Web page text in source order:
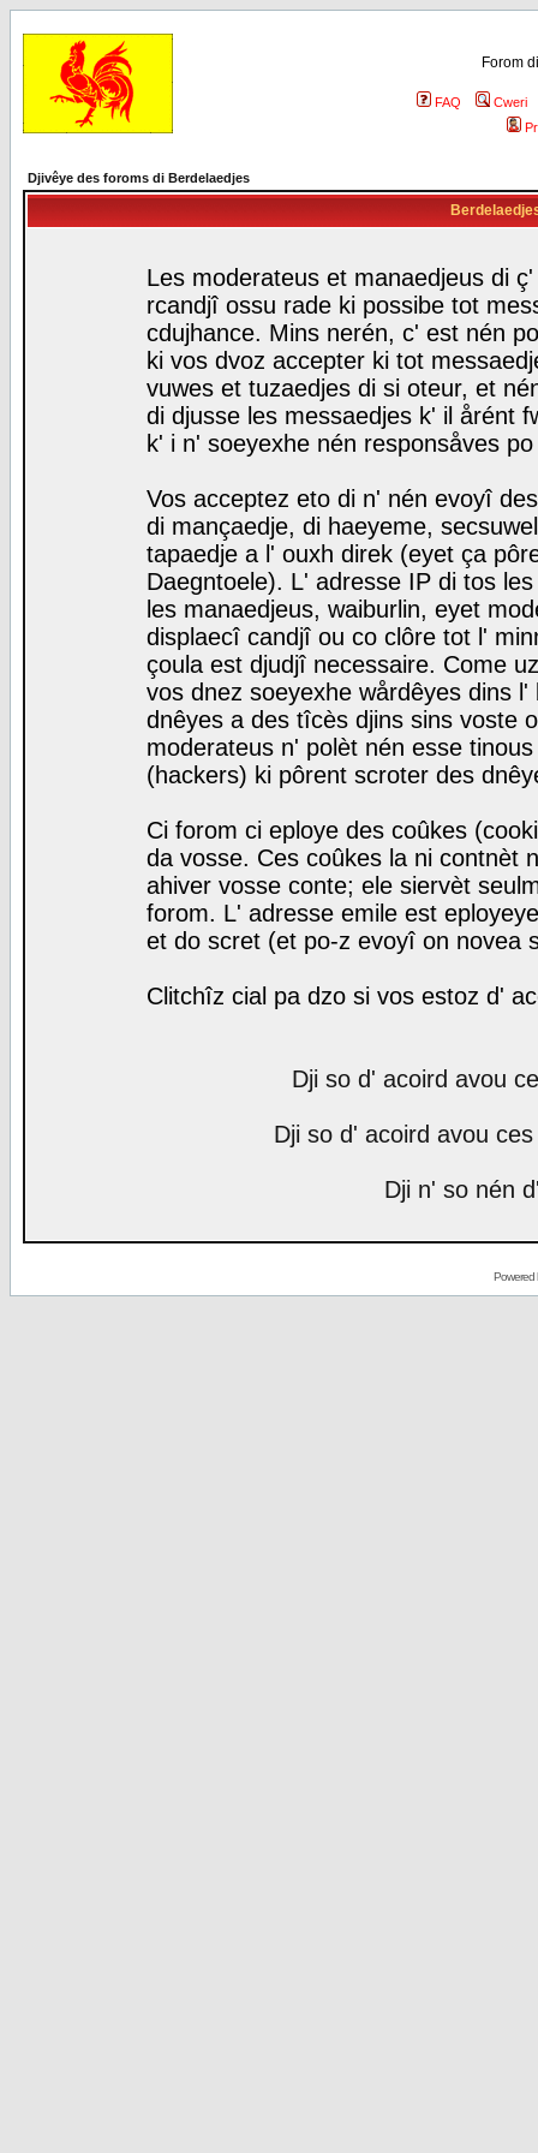
Forom
FAQ
Cweri
Djivêye des foroms di Berdelaedjes
Les moderateus et manaedjeus di
rcandjî ossu rade ki possibe tot
cdujhance. Mins nerén, c' est nén
ki vos dvoz accepter ki tot
vuwes et tuzaedjes di si oteur, et
di djusse les messaedjes k' il årént
k' i n' soeyexhe nén responsåves
Vos acceptez eto di n' nén evoyî
di mançaedje, di haeyeme,
tapaedje a l' ouxh direk (eyet ça
Daegntoele). L' adresse IP di tos
les manaedjeus, waiburlin, eyet
displaecî candjî ou co clôre tot l'
çoula est djudjî necessaire. Come
vos dnez soeyexhe wårdêyes dins
dnêyes a des tîcès djins sins voste
moderateus n' polèt nén esse
(hackers) ki pôrent scroter des
Ci forom ci eploye des coûkes
da vosse. Ces coûkes la ni contnèt
ahiver vosse conte; ele siervèt
forom. L' adresse emile est
et do scret (et po-z evoyî on novea
Clitchîz cial pa dzo si vos estoz d'
Dji so d' acoird avou
Dji so d' acoird avou
Dji n' so nén
Powered